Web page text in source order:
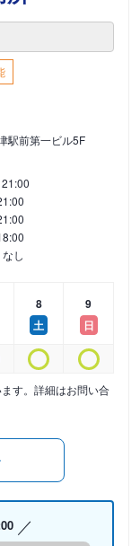
駅前第一ビル5F
なし
8
土
9
日
す。詳細はお問い合